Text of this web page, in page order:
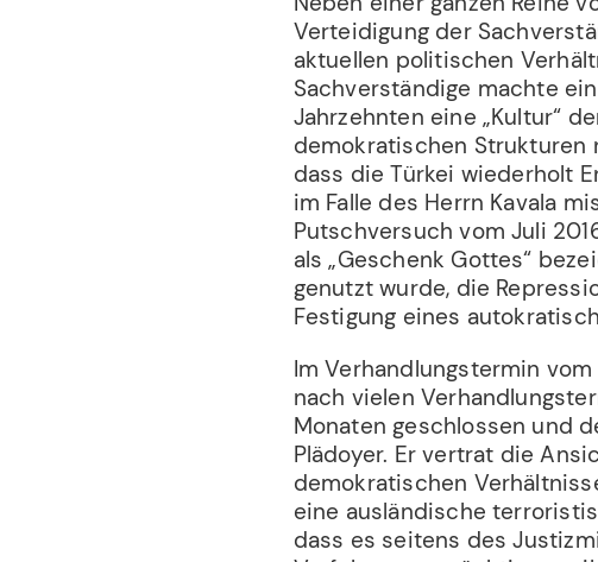
Verteidigung der
aktuellen politischen
Sachverständige machte
Jahrzehnten eine „Kultur“
demokratischen Strukturen
dass die Türkei wiederholt
im Falle des Herrn Kavala
Putschversuch vom Juli
als „Geschenk Gottes“
genutzt wurde, die
Festigung eines
Im Verhandlungstermin
nach vielen
Monaten geschlossen und
Plädoyer. Er vertrat die
demokratischen
eine ausländische
dass es seitens des